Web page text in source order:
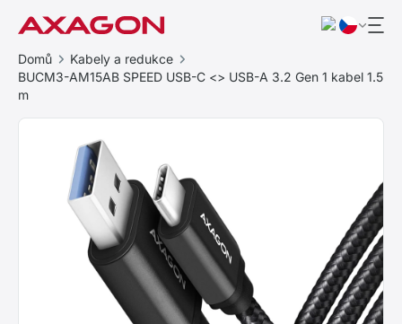
Domů
Kabely a redukce
BUCM3-AM15AB SPEED USB-C <> USB-A 3.2 Gen 1 kabel 1.5
m